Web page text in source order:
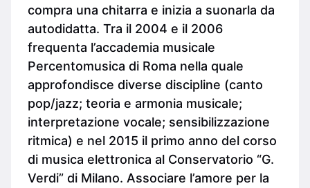
compra una chitarra e inizia a suonarla da
autodidatta. Tra il 2004 e il 2006
frequenta l’accademia musicale
Percentomusica di Roma nella quale
approfondisce diverse discipline (canto
pop/jazz; teoria e armonia musicale;
interpretazione vocale; sensibilizzazione
ritmica) e nel 2015 il primo anno del corso
di musica elettronica al Conservatorio “G.
Verdi” di Milano. Associare l’amore per la